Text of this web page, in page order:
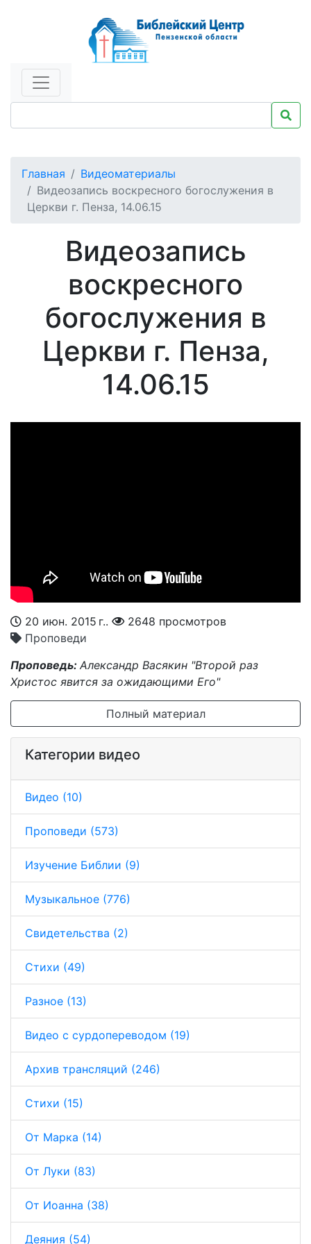
Главная
Видеоматериалы
Видеозапись воскресного богослужения в
Церкви г. Пенза, 14.06.15
Видеозапись
воскресного
богослужения в
Церкви г. Пенза,
14.06.15
20 июн. 2015 г..
2648 просмотров
Проповеди
Проповедь: Александр Васякин "Второй раз
Христос явится за ожидающими Его"
Полный материал
Категории видео
Видео (10)
Проповеди (573)
Изучение Библии (9)
Музыкальное (776)
Свидетельства (2)
Стихи (49)
Разное (13)
Видео с сурдопереводом (19)
Архив трансляций (246)
Стихи (15)
От Марка (14)
От Луки (83)
От Иоанна (38)
Деяния (54)